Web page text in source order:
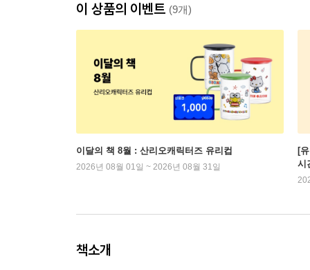
이 상품의 이벤트 (9개)
이달의 책 8월 : 산리오캐릭터즈 유리컵
2026년 08월 01일 ~ 2026년 08월 31일
[
시
책소개